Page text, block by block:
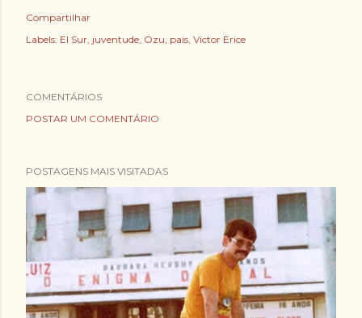
Compartilhar
Labels: El Sur juventude Ozu pais Victor Erice
COMENTÁRIOS
POSTAR UM COMENTÁRIO
POSTAGENS MAIS VISITADAS